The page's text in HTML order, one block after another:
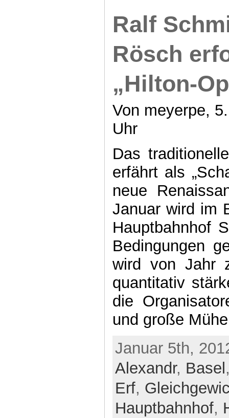
Ralf
Rösch
„Hilton-
Von meyerpe,
Uhr
Das
erfährt als
neue
Januar wird im
Hauptbahnhof
Bedingungen
wird von Jahr
quantitativ
die
und große
Januar 5th,
Alexandr, Basel
Erf,
Hauptbahnhof,